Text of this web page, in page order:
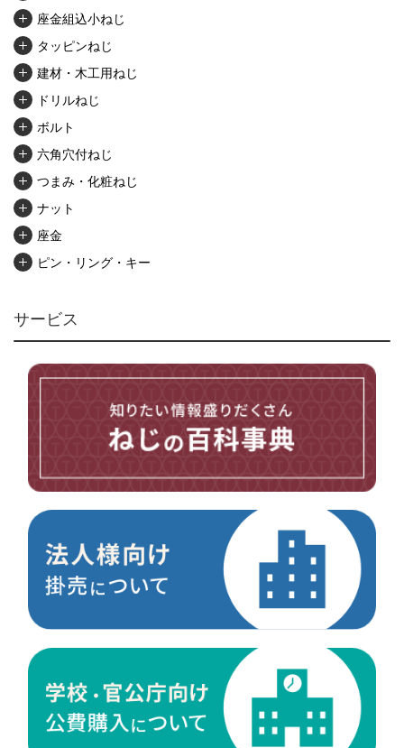
座金組込小ねじ
タッピンねじ
建材・木工用ねじ
ドリルねじ
ボルト
六角穴付ねじ
つまみ・化粧ねじ
ナット
座金
ピン・リング・キー
アンカー・プラグ
ユニファイねじ
その他ねじ
電材・設備
切削工具
ケミカル製品
荷役伝導
サービス